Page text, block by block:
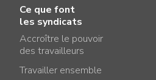
Ce que font
les syndicats
Accroître le pouvoir
des travailleurs
Travailler ensemble